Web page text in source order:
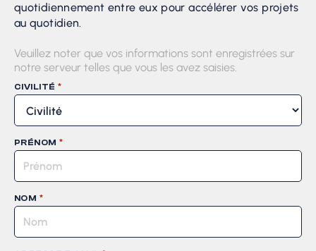
quotidiennement entre eux pour accélérer vos projets
au quotidien.
Veuillez noter que vos informations sont enregistrées sur
notre serveur telles que vous les avez saisies.
CIVILITÉ *
PRÉNOM *
NOM *